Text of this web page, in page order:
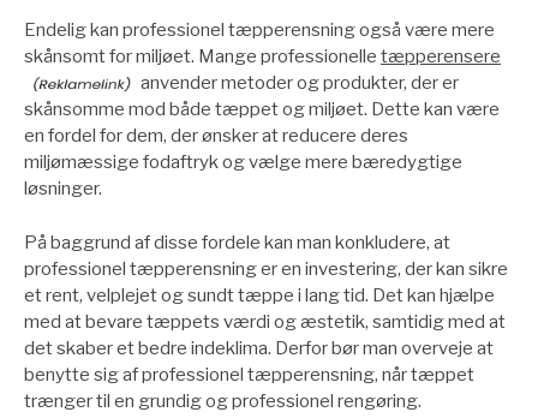
Endelig kan professionel tæpperensning også være mere
skånsomt for miljøet. Mange professionelle tæpperensere
anvender metoder og produkter, der er
skånsomme mod både tæppet og miljøet. Dette kan være
en fordel for dem, der ønsker at reducere deres
miljømæssige fodaftryk og vælge mere bæredygtige
løsninger.
På baggrund af disse fordele kan man konkludere, at
professionel tæpperensning er en investering, der kan sikre
et rent, velplejet og sundt tæppe i lang tid. Det kan hjælpe
med at bevare tæppets værdi og æstetik, samtidig med at
det skaber et bedre indeklima. Derfor bør man overveje at
benytte sig af professionel tæpperensning, når tæppet
trænger til en grundig og professionel rengøring.